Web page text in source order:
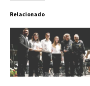
Relacionado